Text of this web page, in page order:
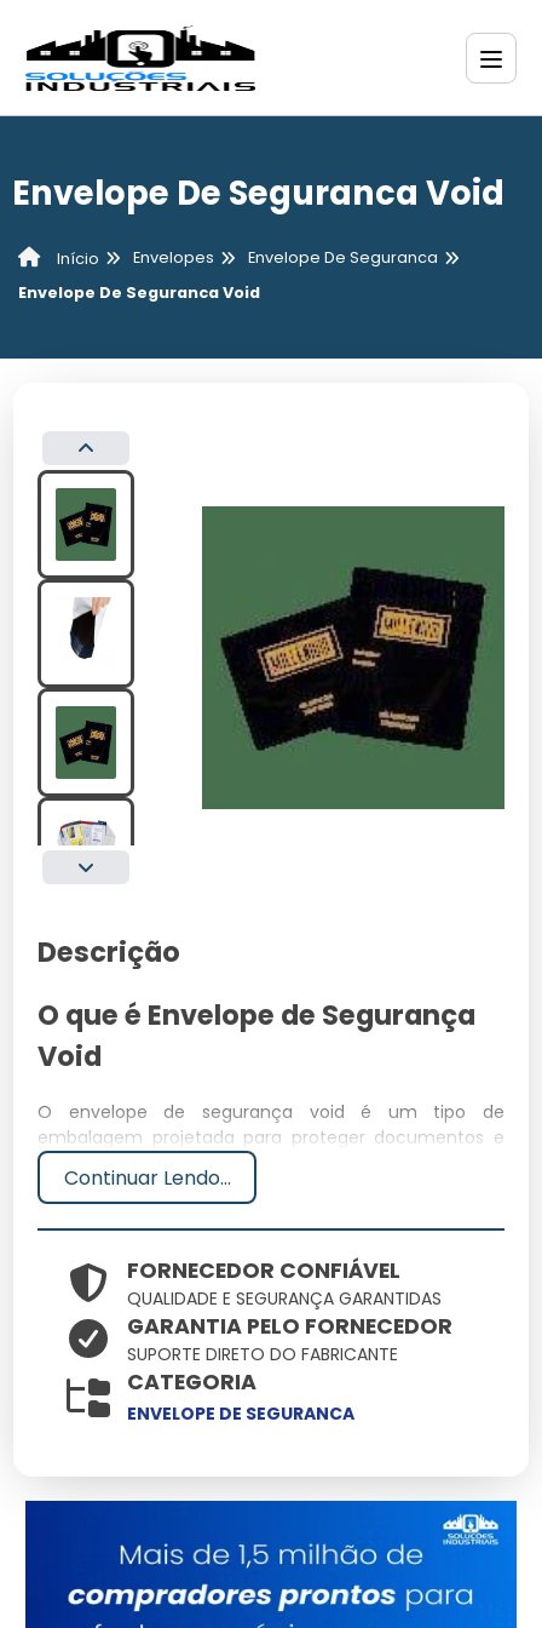
Envelope De Seguranca Void
Início Envelopes
Envelope De Seguranca
Envelope De Seguranca Void
Descrição
O que é Envelope de Segurança
Void
O envelope de segurança void é um tipo de
embalagem projetada para proteger documentos e
objetos valiosos contra manipulação não autorizada.
Ele utiliza um sistema de lacre que deixa uma marca
assim a integridade do conteúdo.
Especificações Técnicas
Dimensões
(cm)
Peso
(kg)
MaterialCapacidade
0.05
Polímero
Até 5 kg
Principais Características e
Benefícios
Segurança aprimorada: Lacre void detecta violações
Continuar Lendo...
FORNECEDOR CONFIÁVEL
QUALIDADE E SEGURANÇA GARANTIDAS
GARANTIA PELO FORNECEDOR
SUPORTE DIRETO DO FABRICANTE
CATEGORIA
ENVELOPE DE SEGURANCA